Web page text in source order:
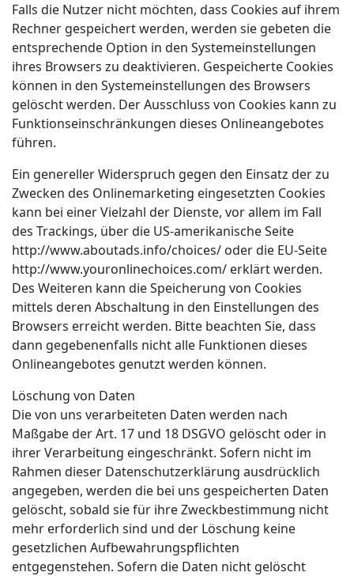
Falls die Nutzer nicht möchten, dass Cookies auf ihrem
Rechner gespeichert werden, werden sie gebeten die
entsprechende Option in den Systemeinstellungen
ihres Browsers zu deaktivieren. Gespeicherte Cookies
können in den Systemeinstellungen des Browsers
gelöscht werden. Der Ausschluss von Cookies kann zu
Funktionseinschränkungen dieses Onlineangebotes
führen.
Ein genereller Widerspruch gegen den Einsatz der zu
Zwecken des Onlinemarketing eingesetzten Cookies
kann bei einer Vielzahl der Dienste, vor allem im Fall
des Trackings, über die US-amerikanische Seite
http://www.aboutads.info/choices/ oder die EU-Seite
http://www.youronlinechoices.com/ erklärt werden.
Des Weiteren kann die Speicherung von Cookies
mittels deren Abschaltung in den Einstellungen des
Browsers erreicht werden. Bitte beachten Sie, dass
dann gegebenenfalls nicht alle Funktionen dieses
Onlineangebotes genutzt werden können.
Löschung von Daten
Die von uns verarbeiteten Daten werden nach
Maßgabe der Art. 17 und 18 DSGVO gelöscht oder in
ihrer Verarbeitung eingeschränkt. Sofern nicht im
Rahmen dieser Datenschutzerklärung ausdrücklich
angegeben, werden die bei uns gespeicherten Daten
gelöscht, sobald sie für ihre Zweckbestimmung nicht
mehr erforderlich sind und der Löschung keine
gesetzlichen Aufbewahrungspflichten
entgegenstehen. Sofern die Daten nicht gelöscht